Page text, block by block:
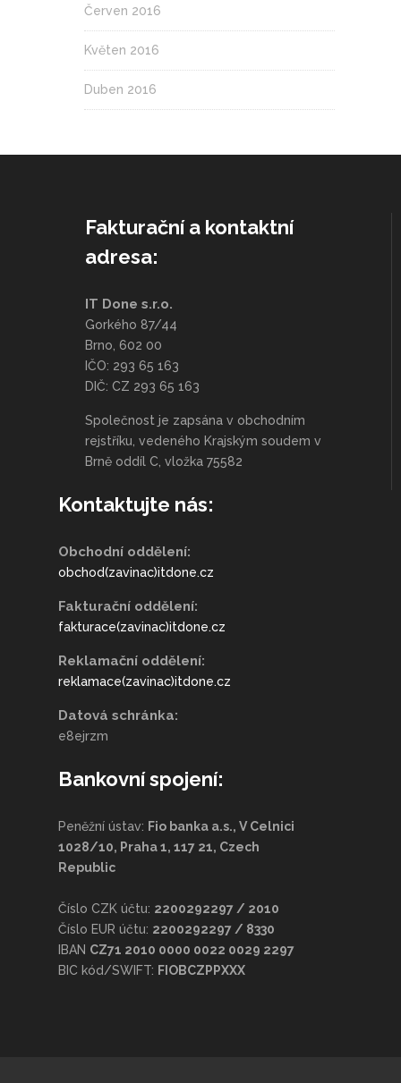
Červen 2016
Květen 2016
Duben 2016
Fakturační a kontaktní
adresa:
IT Done s.r.o.
Gorkého 87/44
Brno, 602 00
IČO: 293 65 163
DIČ: CZ 293 65 163
Společnost je zapsána v obchodním
rejstříku, vedeného Krajským soudem v
Brně oddíl C, vložka 75582
Kontaktujte nás:
Obchodní oddělení:
obchod(zavinac)itdone.cz
Fakturační oddělení:
fakturace(zavinac)itdone.cz
Reklamační oddělení:
reklamace(zavinac)itdone.cz
Datová schránka:
e8ejrzm
Bankovní spojení:
Peněžní ústav: Fio banka a.s., V Celnici
1028/10, Praha 1, 117 21, Czech
Republic
Číslo CZK účtu: 2200292297 / 2010
Číslo EUR účtu: 2200292297 / 8330
IBAN CZ71 2010 0000 0022 0029 2297
BIC kód/SWIFT: FIOBCZPPXXX